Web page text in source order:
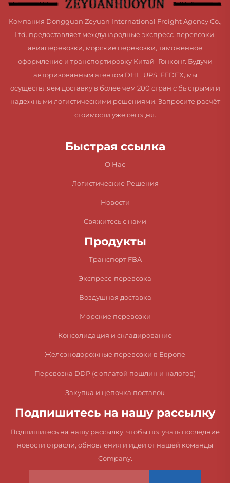
Компания Dongguan Zeyuan International Freight Agency Co.,
Ltd. предоставляет международные экспресс-перевозки,
авиаперевозки, морские перевозки, таможенное
оформление и транспортировку Китай–Гонконг. Будучи
авторизованным агентом DHL, UPS, FEDEX, мы
осуществляем доставку в более чем 200 стран с быстрыми и
надежными логистическими решениями. Запросите расчёт
стоимости уже сегодня.
Быстрая ссылка
О Нас
Логистические Решения
Новости
Свяжитесь с нами
Продукты
Транспорт FBA
Экспресс-перевозка
Воздушная доставка
Морские перевозки
Консолидация и складирование
Железнодорожные перевозки в Европе
Перевозка DDP (с оплатой пошлин и налогов)
Закупка и цепочка поставок
Подпишитесь на нашу рассылку
Подпишитесь на нашу рассылку, чтобы получать последние
новости отрасли, обновления и идеи от нашей команды
Company.